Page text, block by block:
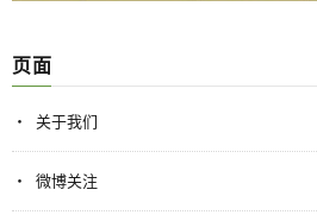
页面
关于我们
微博关注